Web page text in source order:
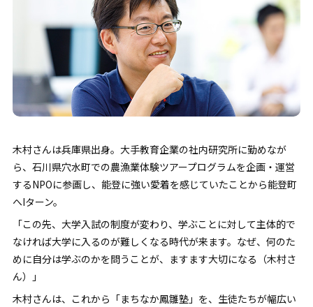
木村さんは兵庫県出身。大手教育企業の社内研究所に勤めなが
ら、石川県穴水町での農漁業体験ツアープログラムを企画・運営
するNPOに参画し、能登に強い愛着を感じていたことから能登町
へIターン。
「この先、大学入試の制度が変わり、学ぶことに対して主体的で
なければ大学に入るのが難しくなる時代が来ます。なぜ、何のた
めに自分は学ぶのかを問うことが、ますます大切になる（木村さ
ん）」
木村さんは、これから「まちなか鳳雛塾」を、生徒たちが幅広い